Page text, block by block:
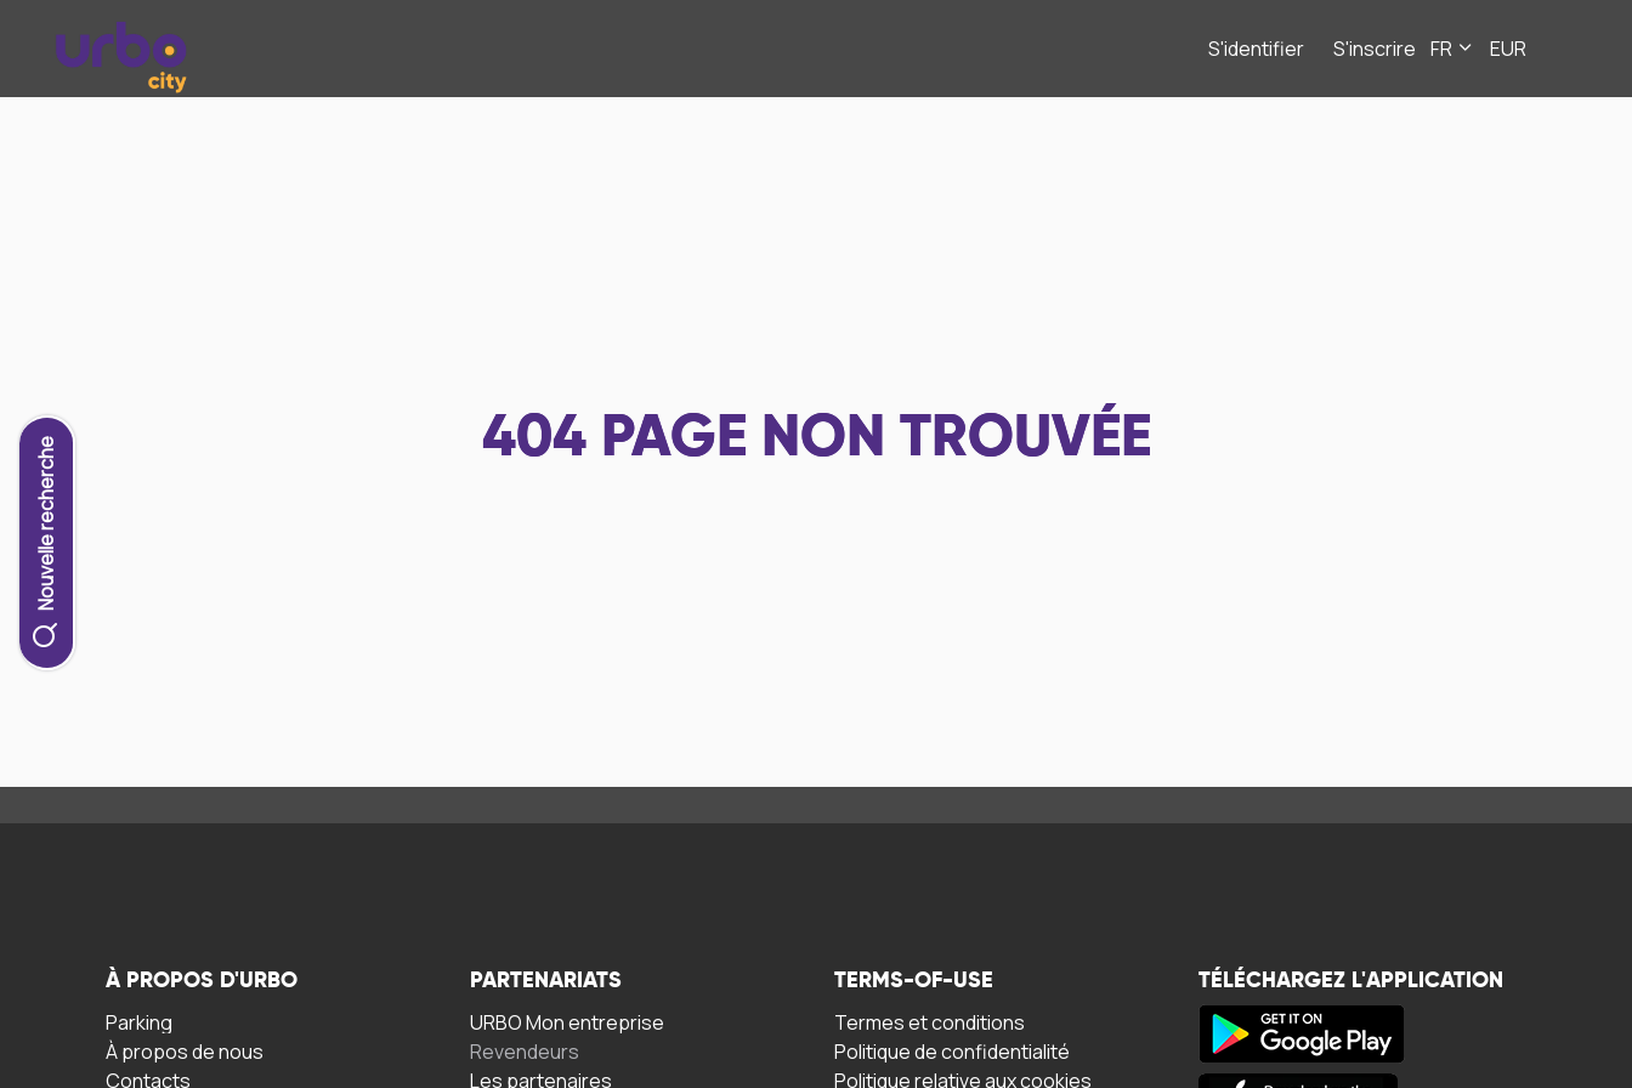
S'identifier S'inscrire FR EUR
Nouvelle recherche 404 PAGE NON TROUVÉE
À PROPOS D'URBO
Parking
À propos de nous
Contacts
PARTENARIATS
URBO Mon entreprise
Revendeurs
Les partenaires
TERMS-OF-USE
Termes et conditions
Politique de confidentialité
Politique relative aux cookies
TÉLÉCHARGEZ L'APPLICATION